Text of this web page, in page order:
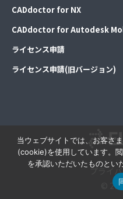
CADdoctor for NX
CADdoctor for Autodesk
ライセンス申請
ライセンス申請(旧バージョン)
プライ
©
当ウェブサイトでは、お客さ
(cookie)を使用しています。
を承認いただいたものとい